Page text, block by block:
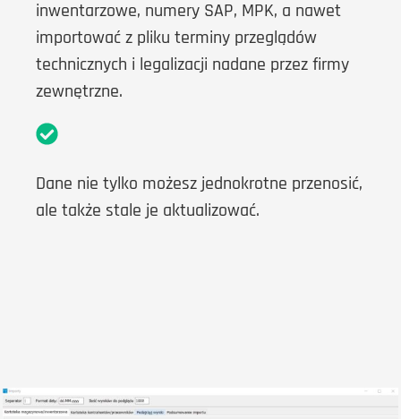
inwentarzowe, numery SAP, MPK, a nawet
importować z pliku terminy przeglądów
technicznych i legalizacji nadane przez firmy
zewnętrzne.
Dane nie tylko możesz jednokrotne przenosić,
ale także stale je aktualizować.